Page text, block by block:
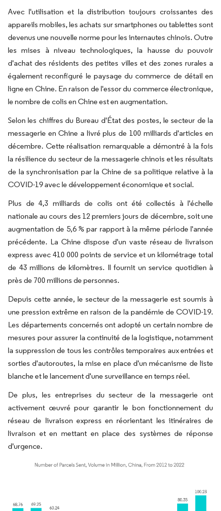
Avec l'utilisation et la distribution toujours croissantes des
appareils mobiles, les achats sur smartphones ou tablettes sont
devenus une nouvelle norme pour les internautes chinois. Outre
les mises à niveau technologiques, la hausse du pouvoir
d'achat des résidents des petites villes et des zones rurales a
également reconfiguré le paysage du commerce de détail en
ligne en Chine. En raison de l'essor du commerce électronique,
le nombre de colis en Chine est en augmentation.
Selon les chiffres du Bureau d'État des postes, le secteur de la
messagerie en Chine a livré plus de 100 milliards d'articles en
décembre. Cette réalisation remarquable a démontré à la fois
la résilience du secteur de la messagerie chinois et les résultats
de la synchronisation par la Chine de sa politique relative à la
COVID-19 avec le développement économique et social.
Plus de 4,3 milliards de colis ont été collectés à l'échelle
nationale au cours des 12 premiers jours de décembre, soit une
augmentation de 5,6 % par rapport à la même période l'année
précédente. La Chine dispose d'un vaste réseau de livraison
express avec 410 000 points de service et un kilométrage total
de 43 millions de kilomètres. Il fournit un service quotidien à
près de 700 millions de personnes.
Depuis cette année, le secteur de la messagerie est soumis à
une pression extrême en raison de la pandémie de COVID-19.
Les départements concernés ont adopté un certain nombre de
mesures pour assurer la continuité de la logistique, notamment
la suppression de tous les contrôles temporaires aux entrées et
sorties d'autoroutes, la mise en place d'un mécanisme de liste
blanche et le lancement d'une surveillance en temps réel.
De plus, les entreprises du secteur de la messagerie ont
activement œuvré pour garantir le bon fonctionnement du
réseau de livraison express en réorientant les itinéraires de
livraison et en mettant en place des systèmes de réponse
d'urgence.